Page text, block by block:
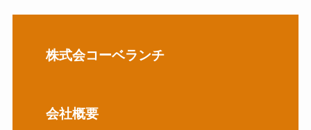
株式会コーベランチ
会社概要